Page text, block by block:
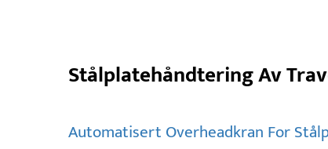
Stålplatehåndtering Av
Automatisert Overheadkran For